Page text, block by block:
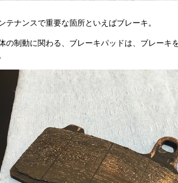
テナンスで重要な箇所といえばブレーキ。
の制動に関わる、ブレーキパッドは、ブレーキ